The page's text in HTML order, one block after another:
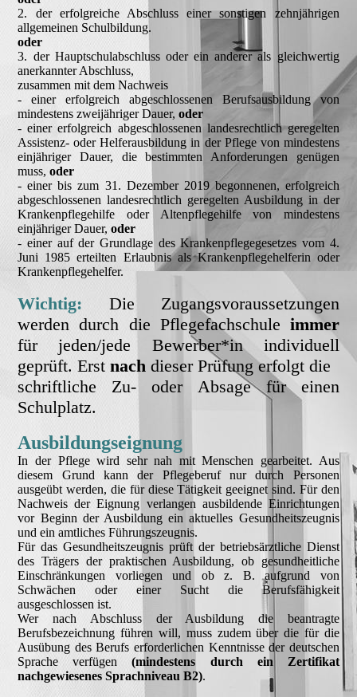
2.
der erfolgreiche Abschluss einer sonstigen zehnjährigen
allgemeinen Schulbildung.
oder
3. der Hauptschulabschluss oder ein anderer als gleichwertig
anerkannter Abschluss,
zusammen mit dem Nachweis
- einer erfolgreich abgeschlossenen Berufsausbildung von
mindestens zweijähriger Dauer,oder
- einer erfolgreich abgeschlossenen landesrechtlich geregelten
Assistenz- oder Helferausbildung in der Pflege von mindestens
einjähriger Dauer, die bestimmten Anforderungen genügen
muss,oder
- einer bis zum 31. Dezember 2019 begonnenen, erfolgreich
abgeschlossenen landesrechtlich geregelten Ausbildung in der
Krankenpflegehilfe oder Altenpflegehilfe von mindestens
einjähriger Dauer,oder
- einer auf der Grundlage des Krankenpflegegesetzes vom 4.
Juni 1985 erteilten Erlaubnis als Krankenpflegehelferin oder
Krankenpflegehelfer.
Wichtig: Die Zugangsvoraussetzungen
werden durch die Pflegefachschule immer
für jeden/jede Bewerber*in individuell
geprüft. Erstnach dieser Prüfung erfolgt die
schriftliche Zu- oder Absage für einen
Schulplatz.
Ausbildungseignung
In der Pflege wird sehr nah mit Menschen gearbeitet. Aus
diesem Grund kann der Pflegeberuf nur durch Personen
ausgeübt werden, die für diese Tätigkeit geeignet sind. Für den
Nachweis der Eignung verlangen ausbildende Einrichtungen
vor Beginn der Ausbildung ein aktuelles Gesundheitszeugnis
und ein amtliches Führungszeugnis.
Für das Gesundheitszeugnis prüft der betriebsärztliche Dienst
des Trägers der praktischen Ausbildung, ob gesundheitliche
Einschränkungen vorliegen und ob z. B. aufgrund von
Schwächen oder einer Sucht die Berufsfähigkeit
ausgeschlossen ist.
Wer nach Abschluss der Ausbildung die beantragte
Berufsbezeichnung führen will, muss zudem über die für die
Ausübung des Berufs erforderlichen Kenntnisse der deutschen
Sprache verfügen(mindestens durch ein Zertifikat
nachgewiesenes Sprachniveau B2).